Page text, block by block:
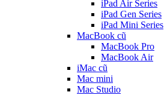
iPad Air Series
iPad Gen Series
iPad Mini Series
MacBook cũ
MacBook Pro
MacBook Air
iMac cũ
Mac mini
Mac Studio